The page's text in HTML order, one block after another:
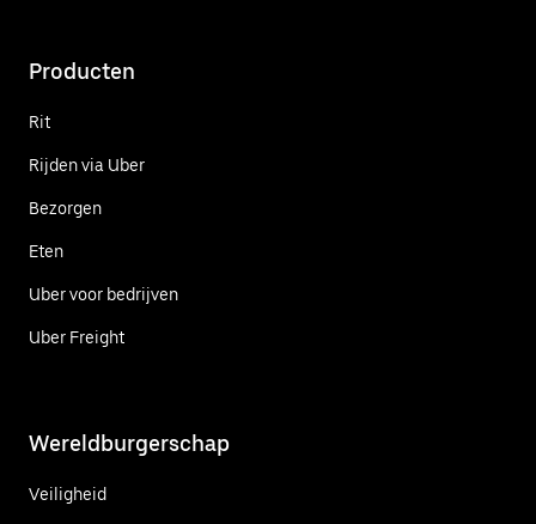
Producten
Rit
Rijden via Uber
Bezorgen
Eten
Uber voor bedrijven
Uber Freight
Wereldburgerschap
Veiligheid